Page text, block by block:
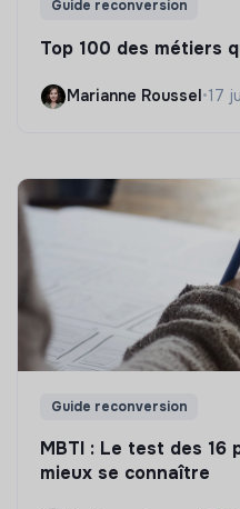
Guide reconversion
Top 100 des métiers
Marianne Roussel•17
Guide reconversion
MBTI : Le test des 16
mieux se connaître